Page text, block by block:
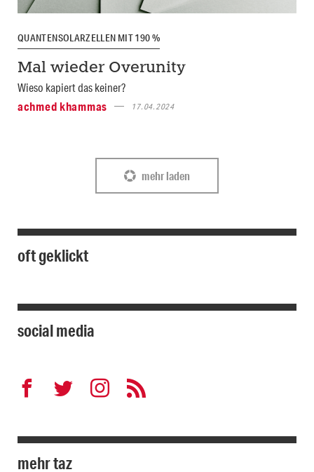
QUANTENSOLARZELLEN MIT 190 %
Mal wieder Overunity
Wieso kapiert das keiner?
achmed khammas
17.04.2024
mehr laden
oft geklickt
social media
mehr taz